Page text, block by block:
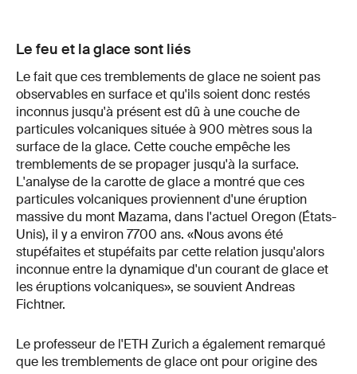
Le feu et la glace sont liés
Le fait que ces tremblements de glace ne soient pas
observables en surface et qu'ils soient donc restés
inconnus jusqu'à présent est dû à une couche de
particules volcaniques située à 900 mètres sous la
surface de la glace. Cette couche empêche les
tremblements de se propager jusqu'à la surface.
L'analyse de la carotte de glace a montré que ces
particules volcaniques proviennent d'une éruption
massive du mont Mazama, dans l'actuel Oregon (États-
Unis), il y a environ 7700 ans. «Nous avons été
stupéfaites et stupéfaits par cette relation jusqu'alors
inconnue entre la dynamique d'un courant de glace et
les éruptions volcaniques», se souvient Andreas
Fichtner.
Le professeur de l'ETH Zurich a également remarqué
que les tremblements de glace ont pour origine des